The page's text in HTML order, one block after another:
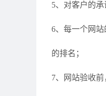
5、对客户的
6、每一个网
的排名；
7、网站验收